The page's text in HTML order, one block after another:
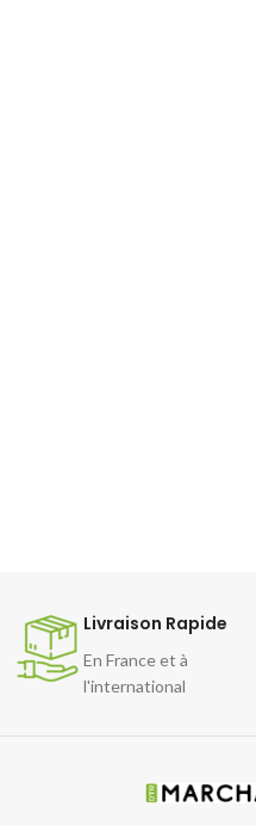
Livraison Rapide
En France et à
l'international